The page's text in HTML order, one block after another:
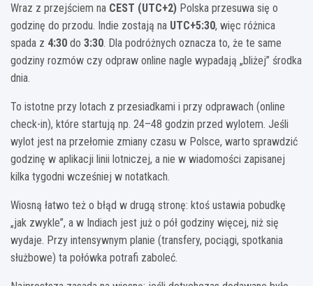
Wraz z przejściem na CEST (UTC+2) Polska przesuwa się o
godzinę do przodu. Indie zostają na UTC+5:30, więc różnica
spada z 4:30 do 3:30. Dla podróżnych oznacza to, że te same
godziny rozmów czy odpraw online nagle wypadają „bliżej” środka
dnia.
To istotne przy lotach z przesiadkami i przy odprawach (online
check-in), które startują np. 24–48 godzin przed wylotem. Jeśli
wylot jest na przełomie zmiany czasu w Polsce, warto sprawdzić
godzinę w aplikacji linii lotniczej, a nie w wiadomości zapisanej
kilka tygodni wcześniej w notatkach.
Wiosną łatwo też o błąd w drugą stronę: ktoś ustawia pobudkę
„jak zwykle”, a w Indiach jest już o pół godziny więcej, niż się
wydaje. Przy intensywnym planie (transfery, pociągi, spotkania
służbowe) ta połówka potrafi zaboleć.